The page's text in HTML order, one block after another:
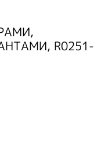
R0251-